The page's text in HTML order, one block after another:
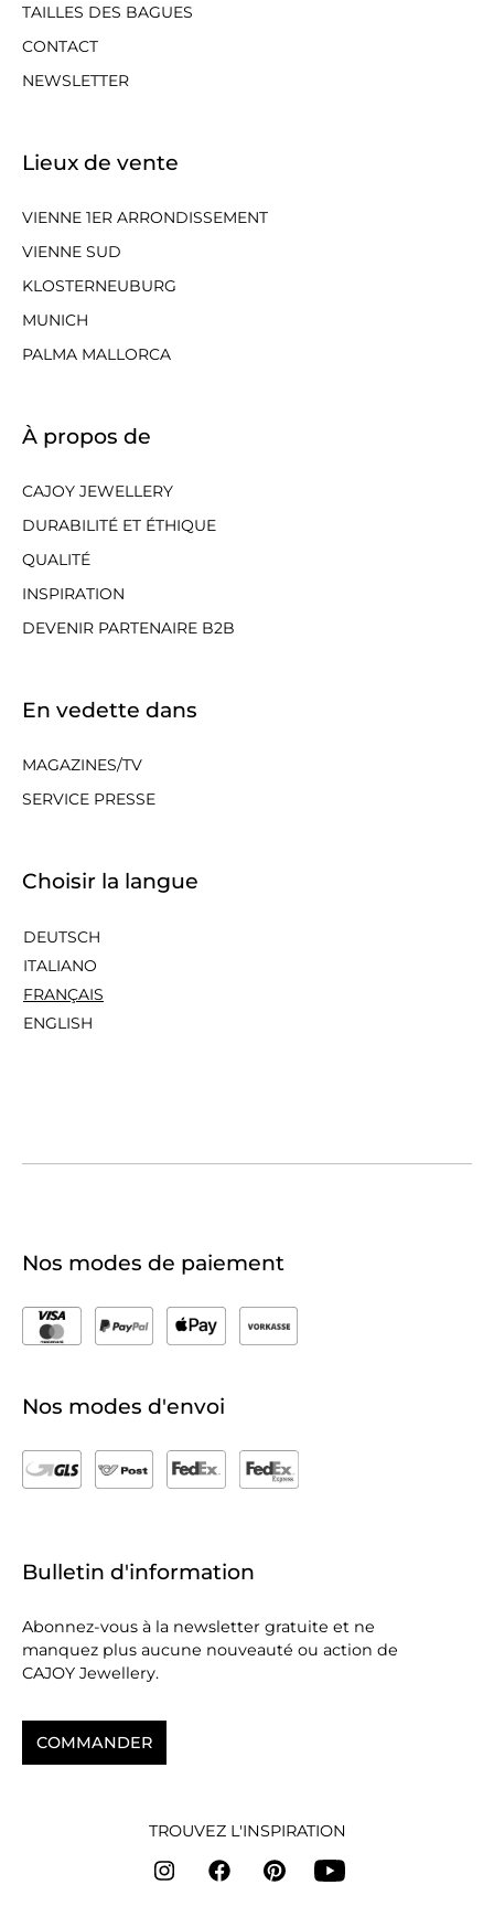
TAILLES DES BAGUES
CONTACT
NEWSLETTER
Lieux de vente
VIENNE 1ER ARRONDISSEMENT
VIENNE SUD
KLOSTERNEUBURG
MUNICH
PALMA MALLORCA
À propos de
CAJOY JEWELLERY
DURABILITÉ ET ÉTHIQUE
QUALITÉ
INSPIRATION
DEVENIR PARTENAIRE B2B
En vedette dans
MAGAZINES/TV
SERVICE PRESSE
Choisir la langue
DEUTSCH
ITALIANO
FRANÇAIS
ENGLISH
Nos modes de paiement
Nos modes d'envoi
Bulletin d'information
Abonnez-vous à la newsletter gratuite et ne
manquez plus aucune nouveauté ou action de
CAJOY Jewellery.
COMMANDER
TROUVEZ L'INSPIRATION